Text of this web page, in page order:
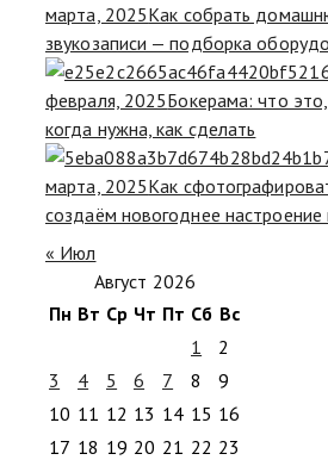
марта, 2025Как собрать
звукозаписи — подборка
февраля, 2025Бокерама: что это,
когда нужна, как сделать
марта, 2025Как
создаём новогоднее
« Июл
Август 2026
Пн Вт Ср Чт Пт Сб Вс
1
2
3
4 5 6 7 8
9
10 11 12 13 14 15 16
17 18 19 20 21 22 23